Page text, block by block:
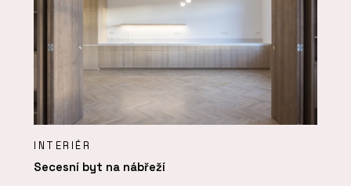
INTERIÉR
Secesní byt na nábřeží